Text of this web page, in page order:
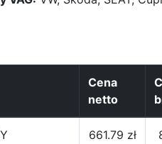
Cena
netto
661.79 zł